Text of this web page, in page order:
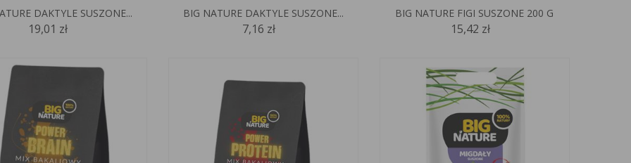
DAKTYLE SUSZONE...
19,01 zł
BIG NATURE DAKTYLE SUSZONE...
7,16 zł
BIG NATURE FIGI SUSZONE 200 G
15,42 zł